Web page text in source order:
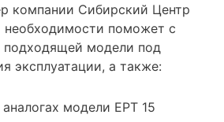
компании Сибирский Центр
необходимости поможет с
модели под
эксплуатации, а также:
модели EPT 15